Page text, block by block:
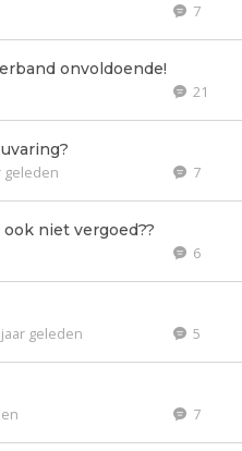
7
onvoldoende!
21
geleden 7
niet vergoed??
6
jaar geleden 5
7